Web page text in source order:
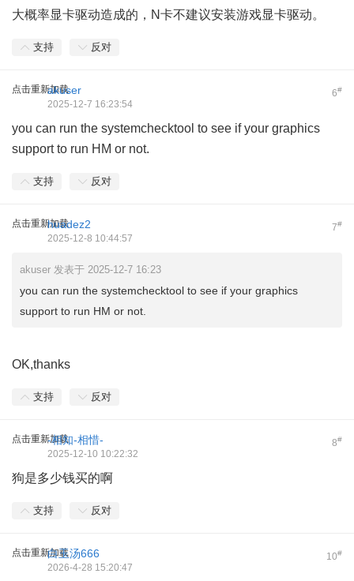
大概率显卡驱动造成的，N卡不建议安装游戏显卡驱动。
支持 反对
点击重新加载 6#
akuser
2025-12-7 16:23:54
you can run the systemchecktool to see if your graphics
support to run HM or not.
支持 反对
点击重新加载 7#
huadez2
2025-12-8 10:44:57
akuser 发表于 2025-12-7 16:23
you can run the systemchecktool to see if your graphics
support to run HM or not.
OK,thanks
支持 反对
点击重新加载 8#
-相知-相惜-
2025-12-10 10:22:32
狗是多少钱买的啊
支持 反对
点击重新加载 10#
白玉汤666
2026-4-28 15:20:47